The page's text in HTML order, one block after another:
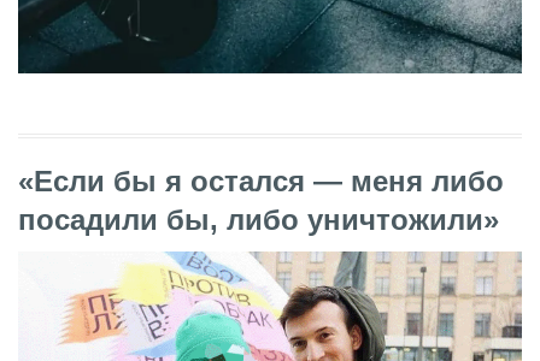
«Если бы я остался — меня либо
посадили бы, либо уничтожили»